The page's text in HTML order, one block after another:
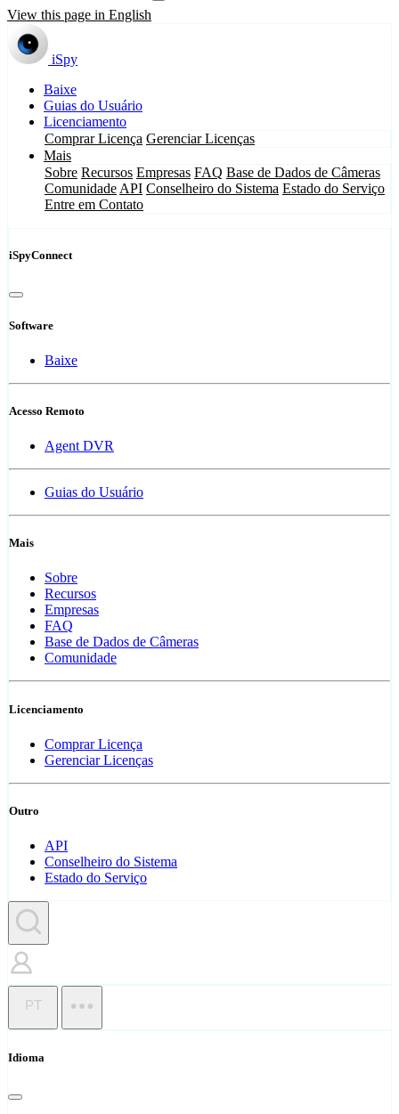
View this page in English
iSpy
Baixe
Guias do Usuário
Licenciamento
Comprar Licença Gerenciar Licenças
Mais
Sobre Recursos Empresas FAQ Base de Dados de Câmeras
Comunidade API Conselheiro do Sistema Estado do Serviço
Entre em Contato
iSpyConnect
Software
Baixe
Acesso Remoto
Agent DVR
Guias do Usuário
Mais
Sobre
Recursos
Empresas
FAQ
Base de Dados de Câmeras
Comunidade
Licenciamento
Comprar Licença
Gerenciar Licenças
Outro
API
Conselheiro do Sistema
Estado do Serviço
PT
Idioma